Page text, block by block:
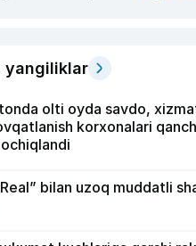
yangiliklar
olti oyda savdo,
korxonalari
bilan uzoq muddatli